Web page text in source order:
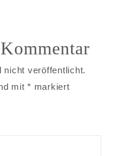
nicht veröffentlicht.
mit * markiert